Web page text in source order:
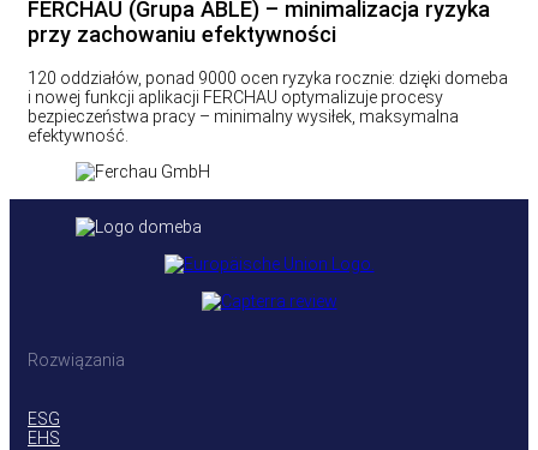
FERCHAU (Grupa ABLE) – minimalizacja ryzyka
przy zachowaniu efektywności
120 oddziałów, ponad 9000 ocen ryzyka rocznie: dzięki domeba
i nowej funkcji aplikacji FERCHAU optymalizuje procesy
bezpieczeństwa pracy – minimalny wysiłek, maksymalna
efektywność.
Rozwiązania
ESG
EHS